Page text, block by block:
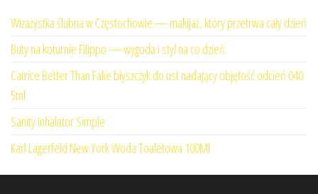
Wizażystka ślubna w Częstochowie — makijaż, który przetrwa cały dzień
Buty na koturnie Filippo — wygoda i styl na co dzień
Catrice Better Than Fake błyszczyk do ust nadający objętość odcień 040
5ml
Sanity Inhalator Simple
Karl Lagerfeld New York Woda Toaletowa 100Ml